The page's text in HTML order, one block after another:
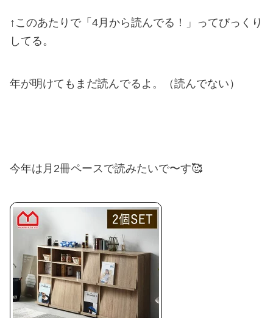
↑このあたりで「4月から読んでる！」ってびっくり
してる。
年が明けてもまだ読んでるよ。（読んでない）
今年は月2冊ペースで読みたいで〜す🥰